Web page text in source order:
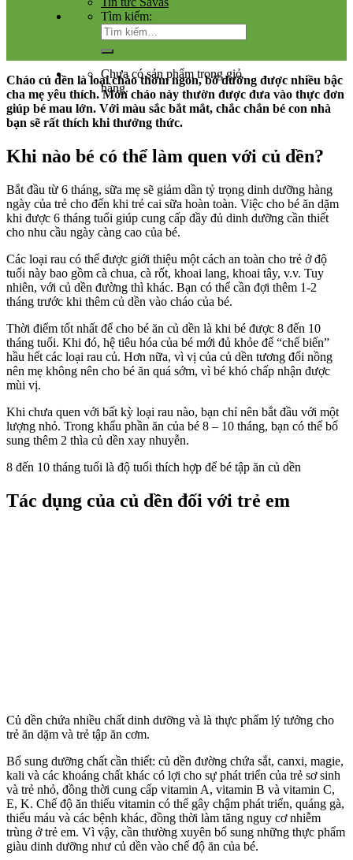
Tìm kiếm:
Chưa có sản phẩm trong giỏ
hàng.
Cháo củ dền là loại cháo thơm ngon, bổ dưỡng được nhiều bậc
cha mẹ yêu thích. Món cháo này thườn được đưa vào thực đơn
giúp bé mau lớn. Với màu sắc bắt mắt, chắc chắn bé con nhà
bạn sẽ rất thích khi thưởng thức.
Khi nào bé có thể làm quen với củ dền?
Bắt đầu từ 6 tháng, sữa mẹ sẽ giảm dần tỷ trọng dinh dưỡng hàng
ngày của trẻ cho đến khi trẻ cai sữa hoàn toàn. Việc cho bé ăn dặm
khi được 6 tháng tuổi giúp cung cấp đầy đủ dinh dưỡng cần thiết
cho nhu cầu ngày càng cao của bé.
Các loại rau có thể được giới thiệu một cách an toàn cho trẻ ở độ
tuổi này bao gồm cà chua, cà rốt, khoai lang, khoai tây, v.v. Tuy
nhiên, với củ dền đường thì khác. Bạn có thể cần đợi thêm 1-2
tháng trước khi thêm củ dền vào cháo của bé.
Thời điểm tốt nhất để cho bé ăn củ dền là khi bé được 8 đến 10
tháng tuổi. Khi đó, hệ tiêu hóa của bé mới đủ khỏe để “chế biến”
hầu hết các loại rau củ. Hơn nữa, vì vị của củ dền tương đối nồng
nên mẹ không nên cho bé ăn quá sớm, vì bé khó chấp nhận được
mùi vị.
Khi chưa quen với bất kỳ loại rau nào, bạn chỉ nên bắt đầu với một
lượng nhỏ. Trong khẩu phần ăn của bé 8 – 10 tháng, bạn có thể bổ
sung thêm 2 thìa củ dền xay nhuyễn.
8 đến 10 tháng tuổi là độ tuổi thích hợp để bé tập ăn củ dền
Tác dụng của củ dền đối với trẻ em
Củ dền chứa nhiều chất dinh dưỡng và là thực phẩm lý tưởng cho
trẻ ăn dặm và trẻ tập ăn cơm.
Bổ sung dưỡng chất cần thiết: củ dền đường chứa sắt, canxi, magie,
kali và các khoáng chất khác có lợi cho sự phát triển của trẻ sơ sinh
và trẻ nhỏ, đồng thời cung cấp vitamin A, vitamin B và vitamin C,
E, K. Chế độ ăn thiếu vitamin có thể gây chậm phát triển, quáng gà,
thiếu máu và các bệnh khác, đồng thời làm tăng nguy cơ nhiễm
trùng ở trẻ em. Vì vậy, cần thường xuyên bổ sung những thực phẩm
giàu dinh dưỡng như củ dền vào chế độ ăn của bé.